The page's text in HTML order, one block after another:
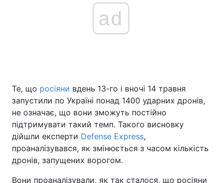
ad
Те, що росіяни вдень 13-го і вночі 14 травня
запустили по Україні понад 1400 ударних дронів,
не означає, що вони зможуть постійно
підтримувати такий темп. Такого висновку
дійшли експерти Defense Express,
проаналізувався, як змінюється з часом кількість
дронів, запущених ворогом.
Вони проаналізували, як так сталося, що росіяни